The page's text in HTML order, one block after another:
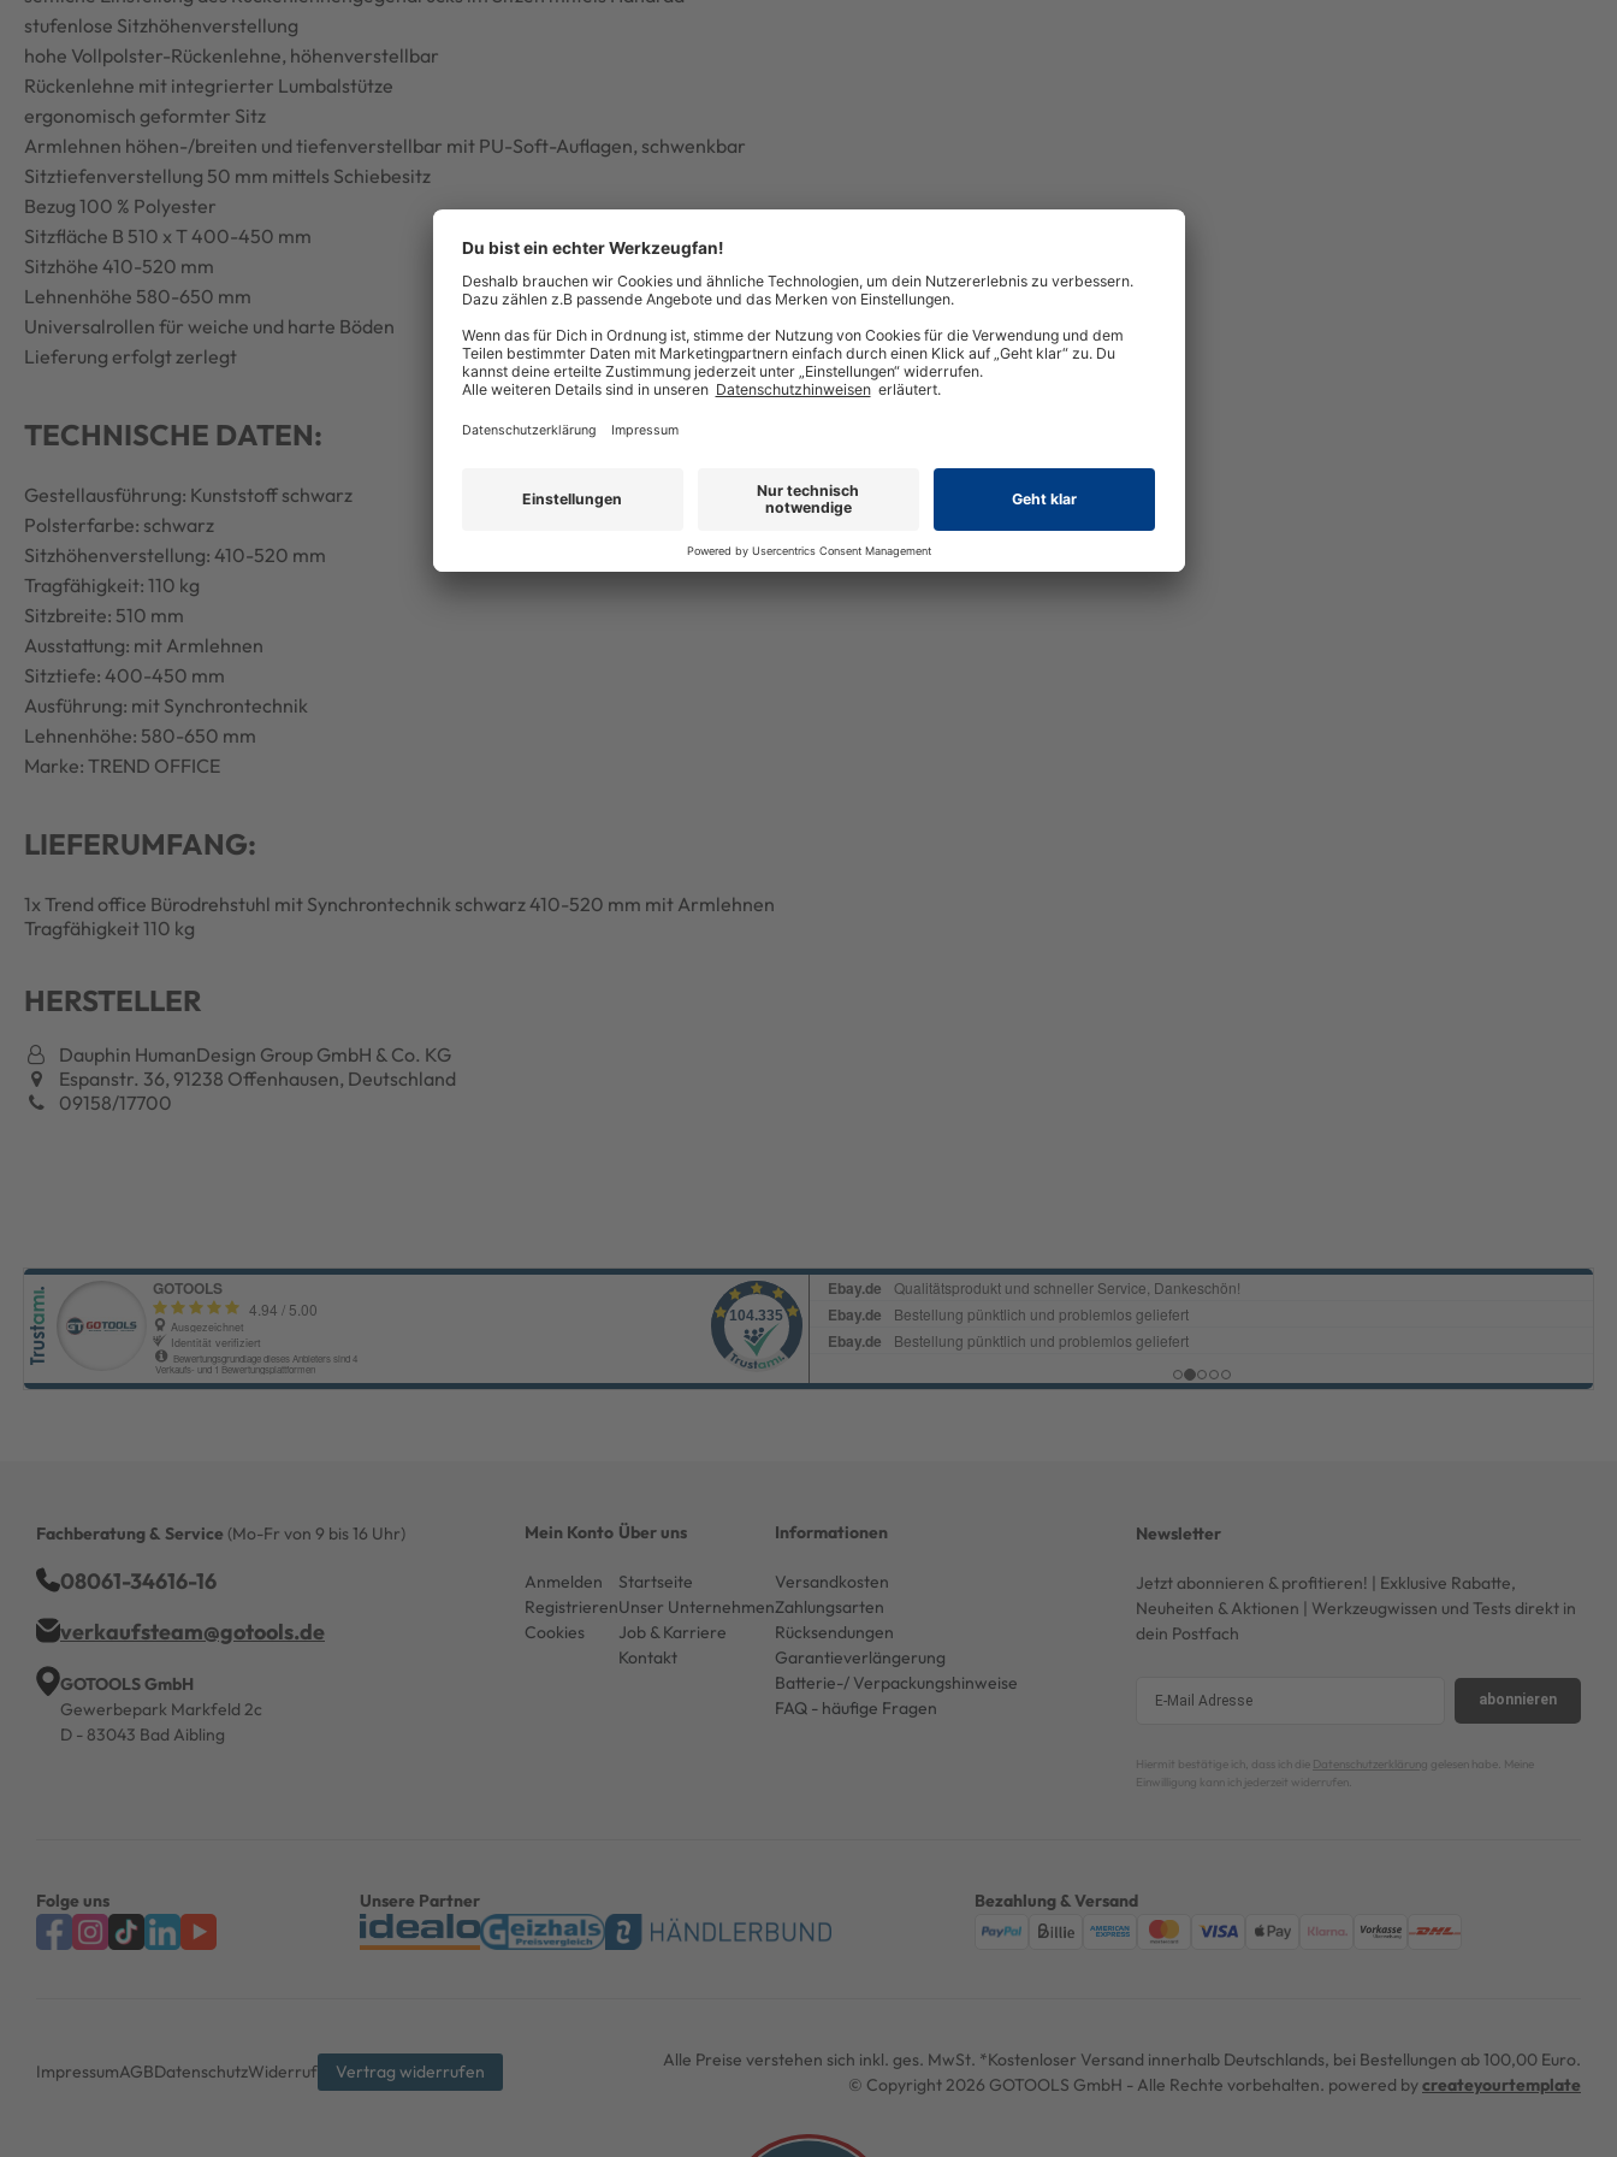
stufenlose Sitzhöhenverstellung
hohe Vollpolster-Rückenlehne, höhenverstellbar
Rückenlehne mit integrierter Lumbalstütze
ergonomisch geformter Sitz
Armlehnen höhen-/breiten und tiefenverstellbar mit PU-Soft-Auflagen, schwenkbar
Sitztiefenverstellung 50 mm mittels Schiebesitz
Bezug 100 % Polyester
Sitzfläche B 510 x T 400-450 mm
Sitzhöhe 410-520 mm
Lehnenhöhe 580-650 mm
Universalrollen für weiche und harte Böden
Lieferung erfolgt zerlegt
TECHNISCHE DATEN:
Gestellausführung: Kunststoff schwarz
Polsterfarbe: schwarz
Sitzhöhenverstellung: 410-520 mm
Tragfähigkeit: 110 kg
Sitzbreite: 510 mm
Ausstattung: mit Armlehnen
Sitztiefe: 400-450 mm
Ausführung: mit Synchrontechnik
Lehnenhöhe: 580-650 mm
Marke: TREND OFFICE
LIEFERUMFANG:
1x Trend office Bürodrehstuhl mit Synchrontechnik schwarz 410-520 mm mit Armlehnen
Tragfähigkeit 110 kg
HERSTELLER
Dauphin HumanDesign Group GmbH & Co. KG
Espanstr. 36, 91238 Offenhausen, Deutschland
09158/17700
Fachberatung & Service (Mo-Fr von 9 bis 16 Uhr)
08061-34616-16
verkaufsteam@gotools.de
GOTOOLS GmbH
Gewerbepark Markfeld 2c
D - 83043 Bad Aibling
Mein Konto
Anmelden
Registrieren
Cookies
Über uns
Startseite
Unser Unternehmen
Job & Karriere
Kontakt
Informationen
Versandkosten
Zahlungsarten
Rücksendungen
Garantieverlängerung
Batterie-/ Verpackungshinweise
FAQ - häufige Fragen
Newsletter
Jetzt abonnieren & profitieren! | Exklusive Rabatte,
Neuheiten & Aktionen | Werkzeugwissen und Tests direkt in
dein Postfach
abonnieren
Hiermit bestätige ich, dass ich die Datenschutzerklärung gelesen habe. Meine
Einwilligung kann ich jederzeit widerrufen.
Folge uns Unsere Partner Bezahlung & Versand
ImpressumAGBDatenschutzWiderruf Vertrag widerrufen
Alle Preise verstehen sich inkl. ges. MwSt. *Kostenloser Versand innerhalb Deutschlands, bei Bestellungen ab 100,00 Euro.
© Copyright 2026 GOTOOLS GmbH - Alle Rechte vorbehalten. powered bycreateyourtemplate